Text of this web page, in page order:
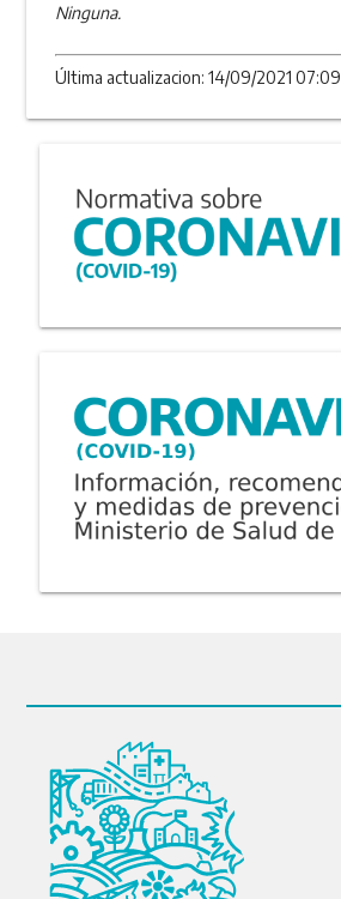
Ninguna.
Última actualizacion: 14/09/2021 07:09